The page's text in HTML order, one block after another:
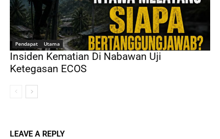
Pendapat Utama
Insiden Kematian Di Nabawan Uji
Ketegasan ECOS
LEAVE A REPLY